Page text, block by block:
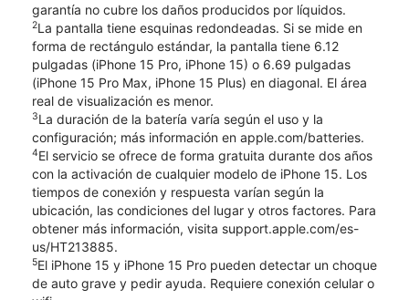
garantía no cubre los daños producidos por líquidos.
2La pantalla tiene esquinas redondeadas. Si se mide en
forma de rectángulo estándar, la pantalla tiene 6.12
pulgadas (iPhone 15 Pro, iPhone 15) o 6.69 pulgadas
(iPhone 15 Pro Max, iPhone 15 Plus) en diagonal. El área
real de visualización es menor.
3La duración de la batería varía según el uso y la
configuración; más información en apple.com/batteries.
4El servicio se ofrece de forma gratuita durante dos años
con la activación de cualquier modelo de iPhone 15. Los
tiempos de conexión y respuesta varían según la
ubicación, las condiciones del lugar y otros factores. Para
obtener más información, visita support.apple.com/es-
us/HT213885.
5El iPhone 15 y iPhone 15 Pro pueden detectar un choque
de auto grave y pedir ayuda. Requiere conexión celular o